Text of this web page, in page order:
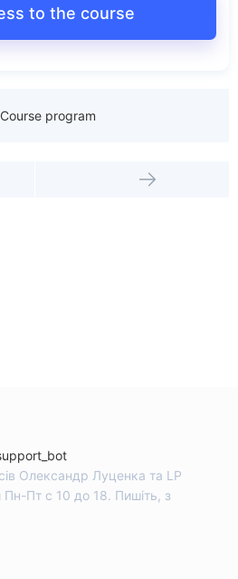
to the course
Course program
Олександр Луценка та LP
Пн-Пт с 10 до 18. Пишіть, з